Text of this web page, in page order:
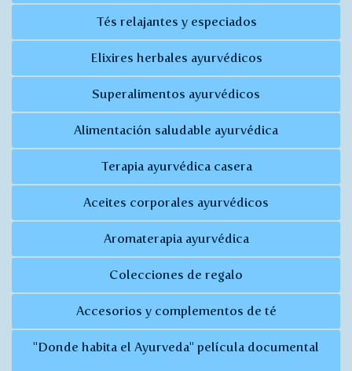
Tés relajantes y especiados
Elixires herbales ayurvédicos
Superalimentos ayurvédicos
Alimentación saludable ayurvédica
Terapia ayurvédica casera
Aceites corporales ayurvédicos
Aromaterapia ayurvédica
Colecciones de regalo
Accesorios y complementos de té
"Donde habita el Ayurveda" película documental